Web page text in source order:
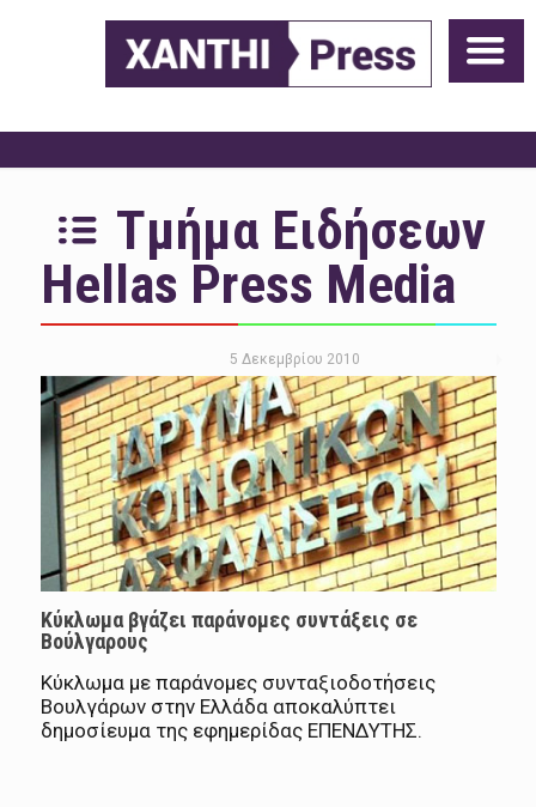
Τμήμα Ειδήσεων
Hellas Press Media
5 Δεκεμβρίου 2010
Kύκλωμα βγάζει παράνομες συντάξεις σε
Βούλγαρους
Κύκλωμα με παράνομες συνταξιοδοτήσεις
Βουλγάρων στην Ελλάδα αποκαλύπτει
δημοσίευμα της εφημερίδας ΕΠΕΝΔΥΤΗΣ.